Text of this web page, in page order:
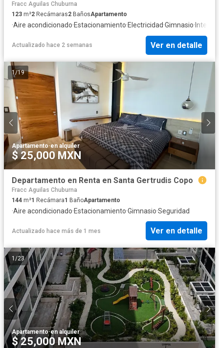
Fracc Aguilas Chuburna
123 m²2 Recámaras2 BañosApartamento
·Aire acondicionado·Estacionamiento·Electricidad·Gimnasio· Internet
Actualizado hace 2 semanas Ver en detalle
1 /19
Apartamento·en alquiler
$ 25,000 MXN
Departamento en Renta en Santa Gertrudis Copo
Fracc Aguilas Chuburna
144 m²1 Recámara1 BañoApartamento
·Aire acondicionado·Estacionamiento·Gimnasio·Seguridad
Actualizado hace más de 1 mes Ver en detalle
1 /23
Apartamento·en alquiler
$ 25,000 MXN